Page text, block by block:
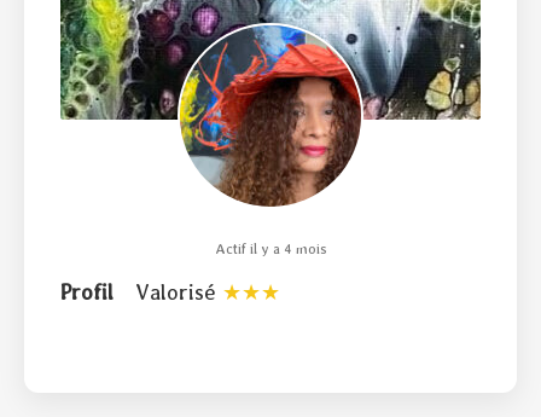
Actif il y a 4 mois
Profil Valorisé